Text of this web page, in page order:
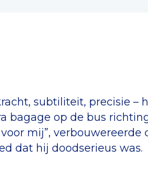
subtiliteit, precisie –
bagage op de bus
mij”, verbouwereerde
dat hij doodserieus was.